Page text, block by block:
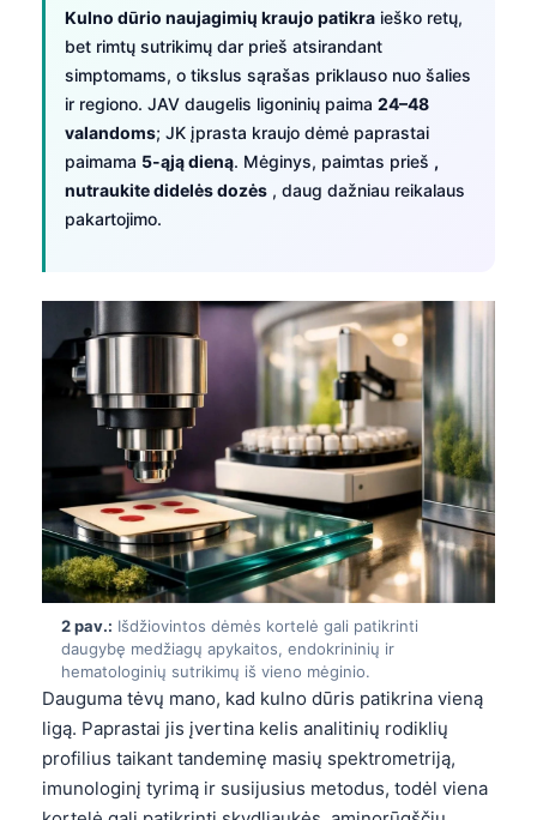
Kulno dūrio naujagimių kraujo patikra ieško retų,
bet rimtų sutrikimų dar prieš atsirandant
simptomams, o tikslus sąrašas priklauso nuo šalies
ir regiono. JAV daugelis ligoninių paima 24–48
valandoms; JK įprasta kraujo dėmė paprastai
paimama 5-ąją dieną. Mėginys, paimtas prieš ,
nutraukite didelės dozės , daug dažniau reikalaus
pakartojimo.
2 pav.: Išdžiovintos dėmės kortelė gali patikrinti
daugybę medžiagų apykaitos, endokrininių ir
hematologinių sutrikimų iš vieno mėginio.
Dauguma tėvų mano, kad kulno dūris patikrina vieną
ligą. Paprastai jis įvertina kelis analitinių rodiklių
profilius taikant tandeminę masių spektrometriją,
imunologinį tyrimą ir susijusius metodus, todėl viena